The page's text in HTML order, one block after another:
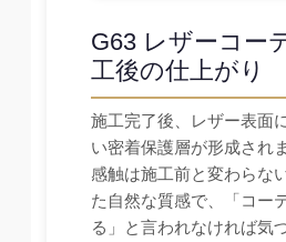
G63 レザーコー
工後の仕上がり
施工完了後、レザー表面
い密着保護層が形成され
感触は施工前と変わらな
た自然な質感で、「コー
る」と言われなければ気